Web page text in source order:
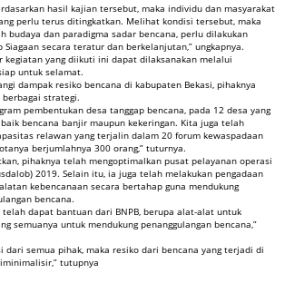
hasil kajian tersebut, maka individu dan masyarakat
perlu terus ditingkatkan. Melihat kondisi tersebut, maka
budaya dan paradigma sadar bencana, perlu dilakukan
secara teratur dan berkelanjutan,” ungkapnya.
kegiatan yang diikuti ini dapat dilaksanakan melalui
untuk selamat.
dampak resiko bencana di kabupaten Bekasi, pihaknya
strategi.
pembentukan desa tanggap bencana, pada 12 desa yang
bencana banjir maupun kekeringan. Kita juga telah
relawan yang terjalin dalam 20 forum kewaspadaan
berjumlahnya 300 orang,” tuturnya.
pihaknya telah mengoptimalkan pusat pelayanan operasi
2019. Selain itu, ia juga telah melakukan pengadaan
kebencanaan secara bertahap guna mendukung
bencana.
dapat bantuan dari BNPB, berupa alat-alat untuk
semuanya untuk mendukung penanggulangan bencana,”
dari semua pihak, maka resiko dari bencana yang terjadi di
tutupnya